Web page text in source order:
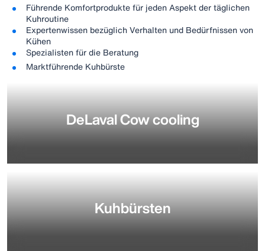
Führende Komfortprodukte für jeden Aspekt der täglichen
Kuhroutine
Expertenwissen bezüglich Verhalten und Bedürfnissen von
Kühen
Spezialisten für die Beratung
Marktführende Kuhbürste
DeLaval Cow cooling
Kuhbürsten